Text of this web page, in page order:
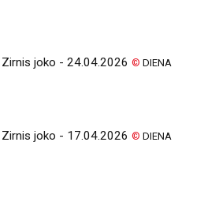
Zirnis joko - 24.04.2026© DIENA
Zirnis joko - 17.04.2026© DIENA